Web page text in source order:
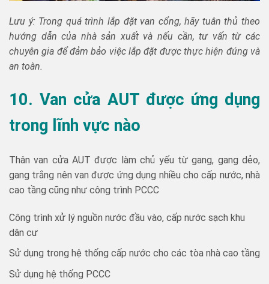
Lưu ý: Trong quá trình lắp đặt van cổng, hãy tuân thủ theo
hướng dẫn của nhà sản xuất và nếu cần, tư vấn từ các
chuyên gia để đảm bảo việc lắp đặt được thực hiện đúng và
an toàn.
10. Van cửa AUT được ứng dụng
trong lĩnh vực nào
Thân van cửa AUT được làm chủ yếu từ gang, gang dẻo,
gang trắng nên van được ứng dụng nhiều cho cấp nước, nhà
cao tầng cũng như công trình PCCC
Công trình xử lý nguồn nước đầu vào, cấp nước sạch khu
dân cư
Sử dụng trong hệ thống cấp nước cho các tòa nhà cao tầng
Sử dụng hệ thống PCCC